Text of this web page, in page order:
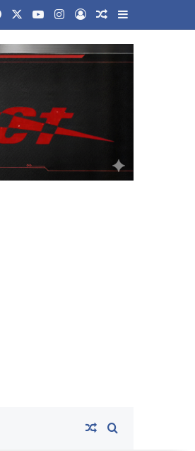
FacebookYouTubeInstagram
Log InRandom Article
Sidebar
Random Article